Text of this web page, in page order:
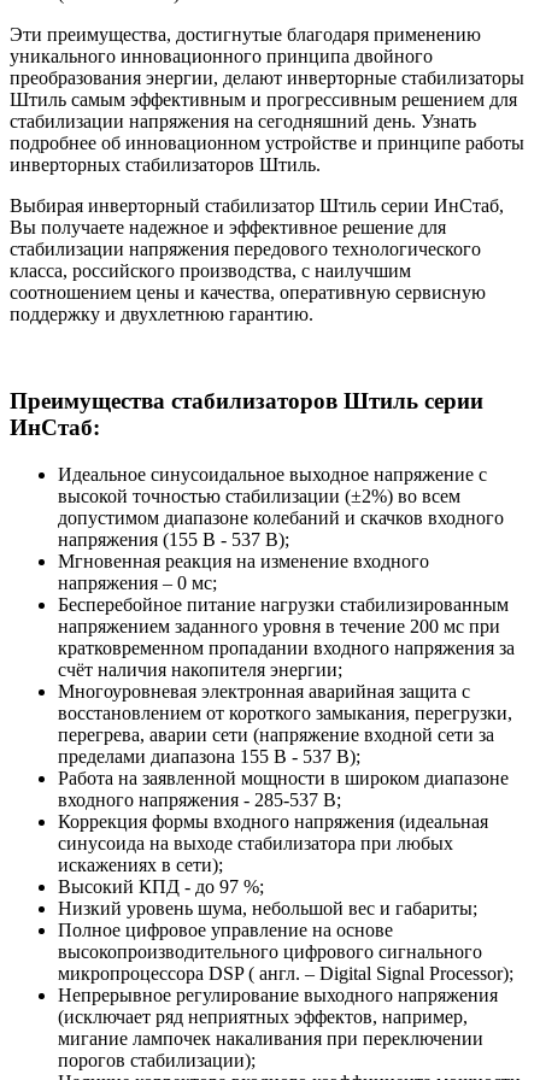
Эти преимущества, достигнутые благодаря применению
уникального инновационного принципа двойного
преобразования энергии, делают инверторные стабилизаторы
Штиль самым эффективным и прогрессивным решением для
стабилизации напряжения на сегодняшний день. Узнать
подробнее об инновационном устройстве и принципе работы
инверторных стабилизаторов Штиль.
Выбирая инверторный стабилизатор Штиль серии ИнСтаб,
Вы получаете надежное и эффективное решение для
стабилизации напряжения передового технологического
класса, российского производства, с наилучшим
соотношением цены и качества, оперативную сервисную
поддержку и двухлетнюю гарантию.
Преимущества стабилизаторов Штиль серии
ИнСтаб:
Идеальное синусоидальное выходное напряжение с
высокой точностью стабилизации (±2%) во всем
допустимом диапазоне колебаний и скачков входного
напряжения (155 В - 537 В);
Мгновенная реакция на изменение входного
напряжения – 0 мс;
Бесперебойное питание нагрузки стабилизированным
напряжением заданного уровня в течение 200 мс при
кратковременном пропадании входного напряжения за
счёт наличия накопителя энергии;
Многоуровневая электронная аварийная защита с
восстановлением от короткого замыкания, перегрузки,
перегрева, аварии сети (напряжение входной сети за
пределами диапазона 155 В - 537 В);
Работа на заявленной мощности в широком диапазоне
входного напряжения - 285-537 В;
Коррекция формы входного напряжения (идеальная
синусоида на выходе стабилизатора при любых
искажениях в сети);
Высокий КПД - до 97 %;
Низкий уровень шума, небольшой вес и габариты;
Полное цифровое управление на основе
высокопроизводительного цифрового сигнального
микропроцессора DSP ( англ. – Digital Signal Processor);
Непрерывное регулирование выходного напряжения
(исключает ряд неприятных эффектов, например,
мигание лампочек накаливания при переключении
порогов стабилизации);